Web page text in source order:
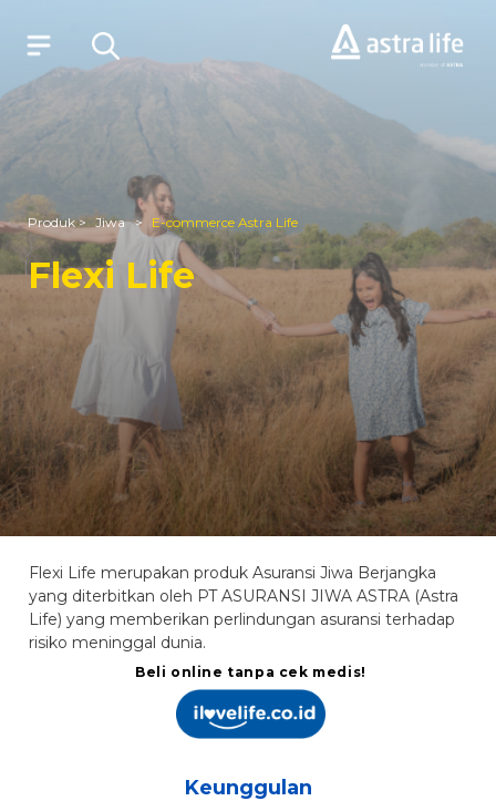
Produk
Layanan
Tentang Kami
Syariah
Beli Online
MyAstraLife
BSG
Produk > Jiwa > E-commerce Astra Life
Flexi Life
Flexi Life merupakan produk Asuransi Jiwa Berjangka
yang diterbitkan oleh PT ASURANSI JIWA ASTRA (Astra
Life) yang memberikan perlindungan asuransi terhadap
risiko meninggal dunia.
Beli online tanpa cek medis!
Keunggulan